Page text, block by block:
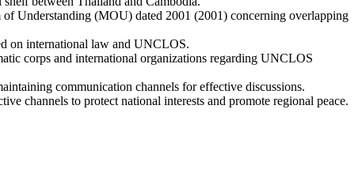
Understanding (MOU) dated 2001 (2001) concerning overlapping
on international law and UNCLOS.
corps and international organizations regarding UNCLOS
communication channels for effective discussions.
channels to protect national interests and promote regional peace.